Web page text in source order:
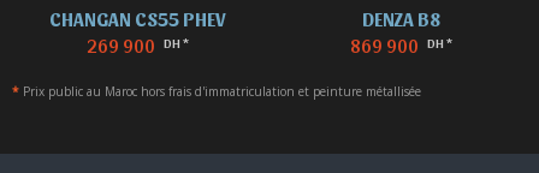
CHANGAN CS55 PHEV
269 900 DH *
DENZA B8
869 900 DH *
* Prix public au Maroc hors frais d'immatriculation et peinture métallisée